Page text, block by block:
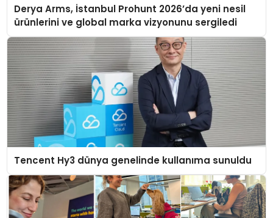
Derya Arms, İstanbul Prohunt 2026’da yeni nesil
ürünlerini ve global marka vizyonunu sergiledi
Tencent Hy3 dünya genelinde kullanıma sunuldu